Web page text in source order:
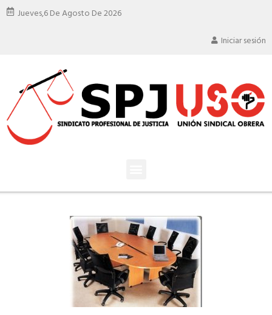
Jueves,6 De Agosto De 2026
Iniciar sesión